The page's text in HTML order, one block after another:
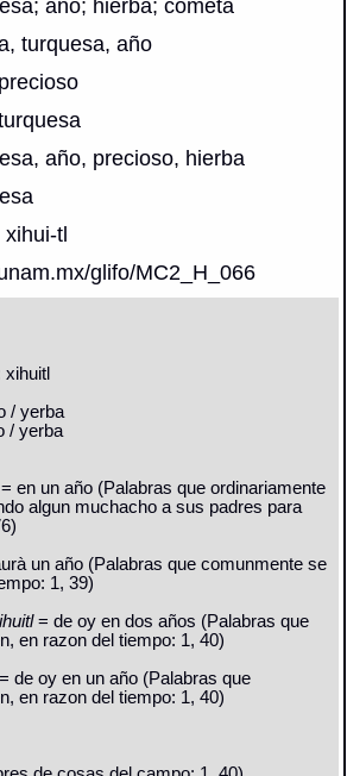
año; hierba; cometa
turquesa, año
año, precioso, hierba
xihui-tl
glifo/MC2_H_066
xihuitl
/ yerba
/ yerba
= en un año (Palabras que ordinariamente
algun muchacho a sus padres para
un año (Palabras que comunmente se
1, 39)
= de oy en dos años (Palabras que
en razon del tiempo: 1, 40)
= de oy en un año (Palabras que
en razon del tiempo: 1, 40)